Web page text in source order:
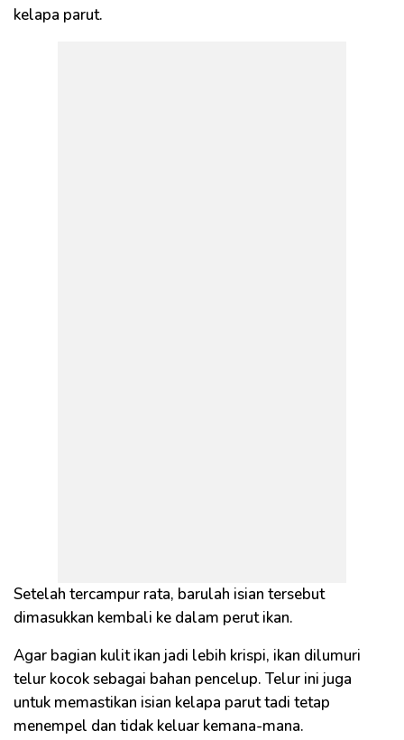
kelapa parut.
Setelah tercampur rata, barulah isian tersebut
dimasukkan kembali ke dalam perut ikan.
Agar bagian kulit ikan jadi lebih krispi, ikan dilumuri
telur kocok sebagai bahan pencelup. Telur ini juga
untuk memastikan isian kelapa parut tadi tetap
menempel dan tidak keluar kemana-mana.